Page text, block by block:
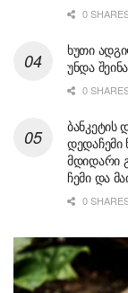
0
ხუთი
უნდა
0
ბანკეტის
დედაჩემი
მდიდარი
ჩემი და
0